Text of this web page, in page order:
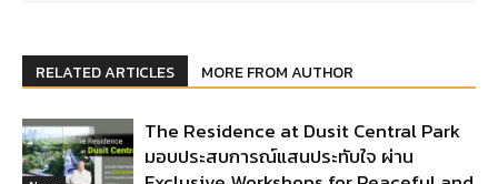
RELATED ARTICLES MORE FROM AUTHOR
The Residence at Dusit Central Park
มอบประสบการณ์แสนประทับใจ ผ่าน